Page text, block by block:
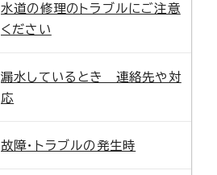
水道の修理のトラブルにご注意
ください
漏水しているとき 連絡先や対
応
故障・トラブルの発生時